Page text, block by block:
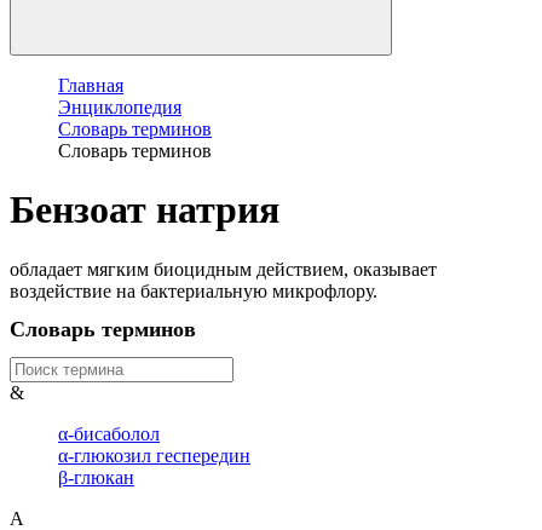
Главная
Энциклопедия
Словарь терминов
Словарь терминов
Бензоат натрия
обладает мягким биоцидным действием, оказывает
воздействие на бактериальную микрофлору.
Словарь терминов
&
α-бисаболол
α-глюкозил геспередин
β-глюкан
A